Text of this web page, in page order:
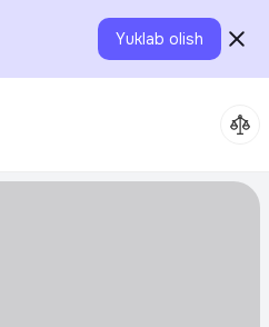
Yuklab olish